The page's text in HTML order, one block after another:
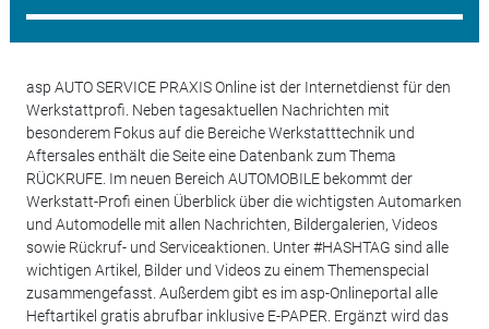
asp AUTO SERVICE PRAXIS Online ist der Internetdienst für den
Werkstattprofi. Neben tagesaktuellen Nachrichten mit
besonderem Fokus auf die Bereiche Werkstatttechnik und
Aftersales enthält die Seite eine Datenbank zum Thema
RÜCKRUFE. Im neuen Bereich AUTOMOBILE bekommt der
Werkstatt-Profi einen Überblick über die wichtigsten Automarken
und Automodelle mit allen Nachrichten, Bildergalerien, Videos
sowie Rückruf- und Serviceaktionen. Unter #HASHTAG sind alle
wichtigen Artikel, Bilder und Videos zu einem Themenspecial
zusammengefasst. Außerdem gibt es im asp-Onlineportal alle
Heftartikel gratis abrufbar inklusive E-PAPER. Ergänzt wird das